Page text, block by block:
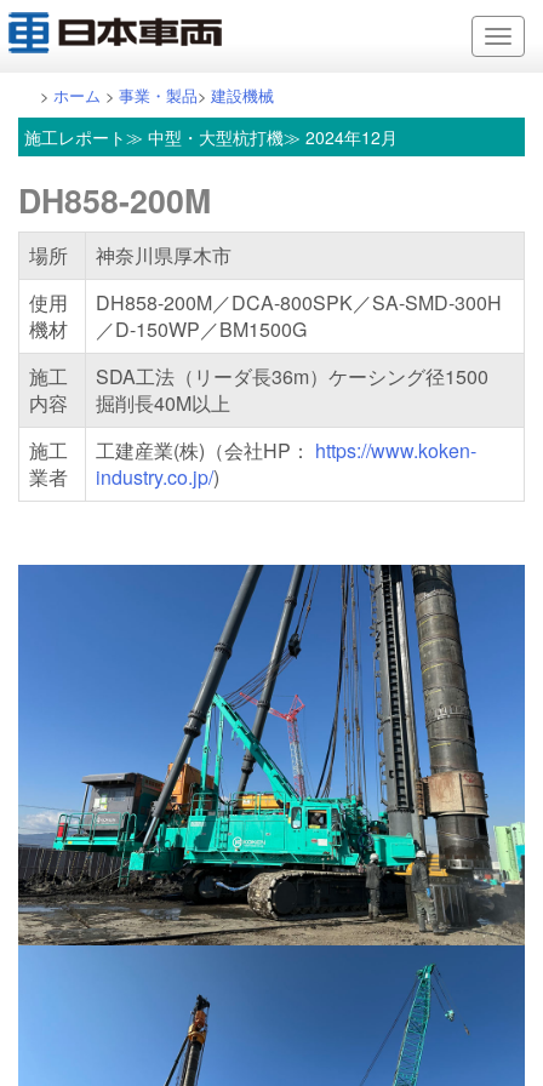
> ホーム > 事業・製品> 建設機械
施工レポート≫ 中型・大型杭打機≫ 2024年12月
DH858-200M
場所
神奈川県厚木市
使用
機材
DH858-200M／DCA-800SPK／SA-SMD-300H
／D-150WP／BM1500G
施工
内容
SDA工法（リーダ長36m）ケーシング径1500
掘削長40M以上
施工
業者
工建産業(株)（会社HP： https://www.koken-
industry.co.jp/)